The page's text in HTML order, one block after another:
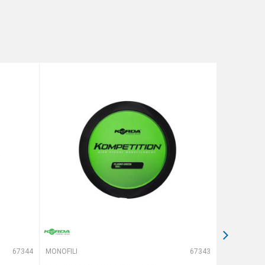
67344 MONOFILI 67343